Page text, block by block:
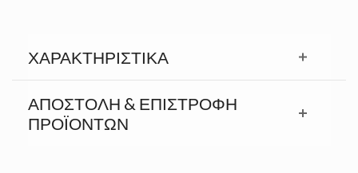
ΧΑΡΑΚΤΗΡΙΣΤΙΚΆ
ΑΠΟΣΤΟΛΉ & ΕΠΙΣΤΡΟΦΉ
ΠΡΟΪΟΝΤΩΝ